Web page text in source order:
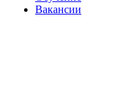
Вакансии